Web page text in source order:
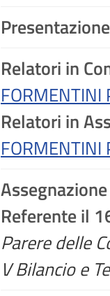
Relatori in
FORMENTINI
Relatori in
FORMENTINI
Assegnazione
Referente il
Parere delle
V Bilancio e